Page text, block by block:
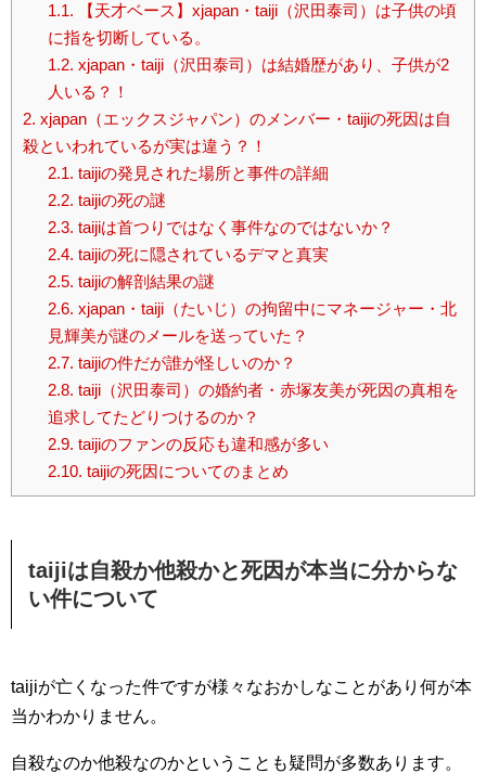
1.1. 【天才ベース】xjapan・taiji（沢田泰司）は子供の頃
に指を切断している。
1.2. xjapan・taiji（沢田泰司）は結婚歴があり、子供が2
人いる？！
2. xjapan（エックスジャパン）のメンバー・taijiの死因は自
殺といわれているが実は違う？！
2.1. taijiの発見された場所と事件の詳細
2.2. taijiの死の謎
2.3. taijiは首つりではなく事件なのではないか？
2.4. taijiの死に隠されているデマと真実
2.5. taijiの解剖結果の謎
2.6. xjapan・taiji（たいじ）の拘留中にマネージャー・北
見輝美が謎のメールを送っていた？
2.7. taijiの件だが誰が怪しいのか？
2.8. taiji（沢田泰司）の婚約者・赤塚友美が死因の真相を
追求してたどりつけるのか？
2.9. taijiのファンの反応も違和感が多い
2.10. taijiの死因についてのまとめ
taijiは自殺か他殺かと死因が本当に分からな
い件について
taijiが亡くなった件ですが様々なおかしなことがあり何が本
当かわかりません。
自殺なのか他殺なのかということも疑問が多数あります。